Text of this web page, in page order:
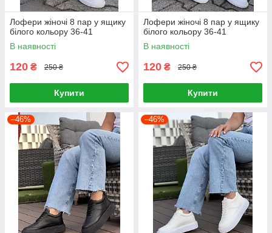
Лофери жіночі 8 пар у ящику
білого кольору 36-41
В наявності
120 ₴ 250 ₴
Купити
Лофери жіночі 8 пар у ящику
білого кольору 36-41
В наявності
120 ₴ 250 ₴
Купити
–46% –46%